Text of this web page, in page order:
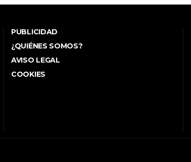
PUBLICIDAD
¿QUIÉNES SOMOS?
AVISO LEGAL
COOKIES